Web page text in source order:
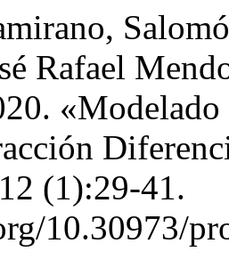
Rafael
12 (1):29-41.
10.30973/